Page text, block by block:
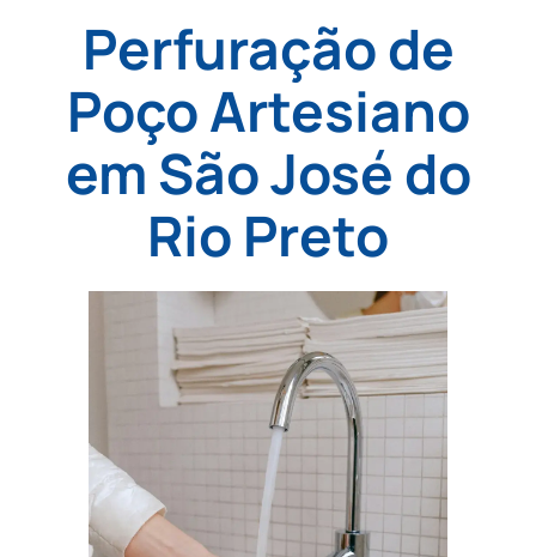
Perfuração de
Poço Artesiano
em São José do
Rio Preto